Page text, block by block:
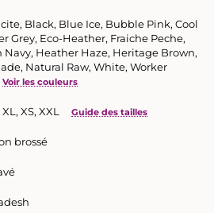
Black, Blue Ice, Bubble Pink, Cool
Grey, Eco-Heather, Fraiche Peche,
Navy, Heather Haze, Heritage Brown,
Natural Raw, White, Worker
Voir les couleurs
XS, XXL Guide des tailles
brossé